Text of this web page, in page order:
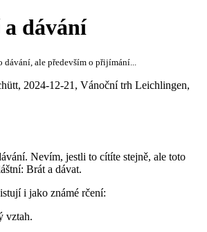
dávání
dávání, ale především o přijímání...
, 2024-12-21 , Vánoční trh Leichlingen,
Nevím, jestli to cítíte stejně, ale toto
Brát a dávat.
i jako známé rčení:
vztah.